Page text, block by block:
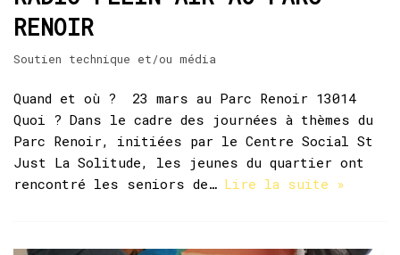
RENOIR
Soutien technique et/ou média
Quand et où ? 23 mars au Parc Renoir 13014
Quoi ? Dans le cadre des journées à thèmes du
Parc Renoir, initiées par le Centre Social St
Just La Solitude, les jeunes du quartier ont
rencontré les seniors de… Lire la suite »